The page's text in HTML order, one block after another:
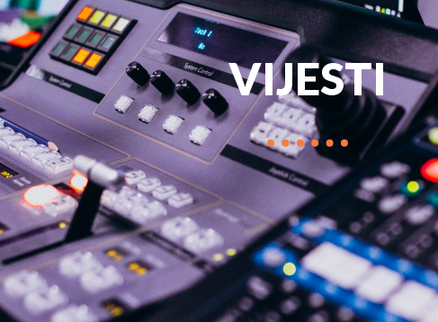
VIJESTI